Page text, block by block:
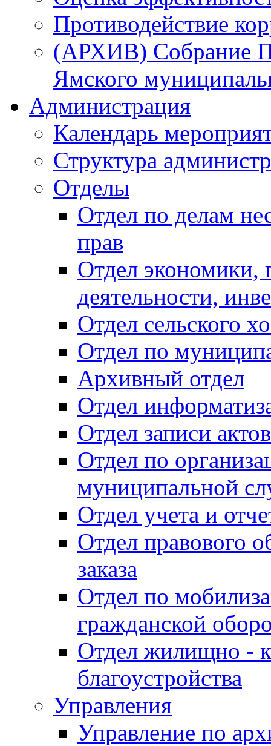
Противодействие
(АРХИВ) Собрание
Ямского
Администрация
Календарь
Структура
Отделы
Отдел по делам
прав
Отдел экономики,
деятельности,
Отдел сельского
Отдел по
Архивный отдел
Отдел
Отдел записи
Отдел по
муниципальной
Отдел учета и
Отдел правового
заказа
Отдел по
гражданской
Отдел жилищно -
благоустройства
Управления
Управление по